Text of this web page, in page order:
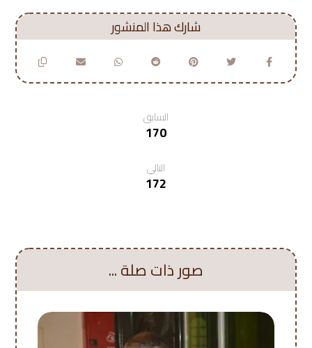
السابق
170
التالي
172
صور ذات صلة ...